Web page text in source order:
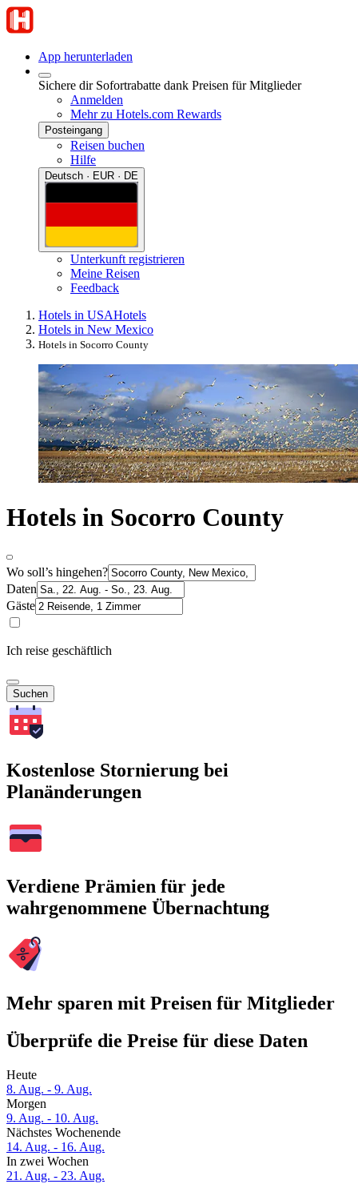
App herunterladen
Sichere dir Sofortrabatte dank Preisen für Mitglieder
Anmelden
Mehr zu Hotels.com Rewards
Posteingang
Reisen buchen
Hilfe
Deutsch · EUR · DE
Unterkunft registrieren
Meine Reisen
Feedback
Hotels in USAHotels
Hotels in New Mexico
Hotels in Socorro County
Hotels in Socorro County
Wo soll’s hingehen?
Daten
Gäste
Ich reise geschäftlich
Suchen
Kostenlose Stornierung bei
Planänderungen
Verdiene Prämien für jede
wahrgenommene Übernachtung
Mehr sparen mit Preisen für Mitglieder
Überprüfe die Preise für diese Daten
Heute
8. Aug. - 9. Aug.
Morgen
9. Aug. - 10. Aug.
Nächstes Wochenende
14. Aug. - 16. Aug.
In zwei Wochen
21. Aug. - 23. Aug.